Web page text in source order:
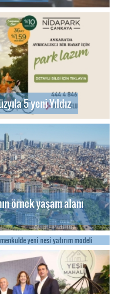
5 yeni Yıldız
örnek yaşam alanı
ile gayrimenkulde yeni